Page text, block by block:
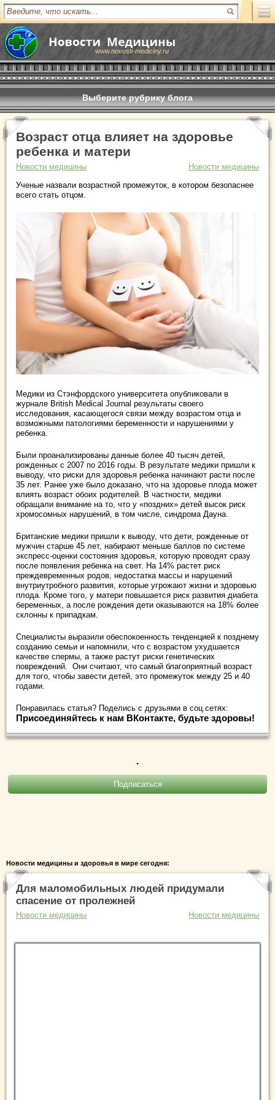
www.novosti-mediciny.ru
Выберите рубрику блога
Возраст отца влияет на здоровье
ребенка и матери
Новости медицины
Новости медицины
Ученые назвали возрастной промежуток, в котором безопаснее
всего стать отцом.
Медики из Стэнфордского университета опубликовали в
журнале British Medical Journal результаты своего
исследования, касающегося связи между возрастом отца и
возможными патологиями беременности и нарушениями у
ребенка.
Были проанализированы данные более 40 тысяч детей,
рожденных с 2007 по 2016 годы. В результате медики пришли к
выводу, что риски для здоровья ребенка начинают расти после
35 лет. Ранее уже было доказано, что на здоровье плода может
влиять возраст обоих родителей. В частности, медики
обращали внимание на то, что у «поздних» детей высок риск
хромосомных нарушений, в том числе, синдрома Дауна.
Британские медики пришли к выводу, что дети, рожденные от
мужчин старше 45 лет, набирают меньше баллов по системе
экспресс-оценки состояния здоровья, которую проводят сразу
после появления ребенка на свет. На 14% растет риск
преждевременных родов, недостатка массы и нарушений
внутриутробного развития, которые угрожают жизни и здоровью
плода. Кроме того, у матери повышается риск развития диабета
беременных, а после рождения дети оказываются на 18% более
склонны к припадкам.
Специалисты выразили обеспокоенность тенденцией к позднему
созданию семьи и напомнили, что с возрастом ухудшается
качестве спермы, а также растут риски генетических
повреждений. Они считают, что самый благоприятный возраст
для того, чтобы завести детей, это промежуток между 25 и 40
годами.
Понравилась статья? Поделись с друзьями в соц.сетях:
Присоединяйтесь к нам ВКонтакте, будьте здоровы!
.
Новости медицины и здоровья в мире сегодня:
Для маломобильных людей придумали
спасение от пролежней
Новости медицины Новости медицины